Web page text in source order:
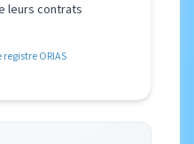
leurs contrats
ORIAS